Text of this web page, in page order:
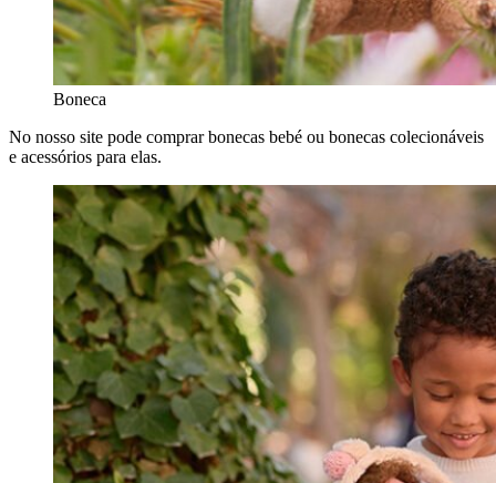
Boneca
No nosso site pode comprar bonecas bebé ou bonecas colecionáveis
e acessórios para elas.